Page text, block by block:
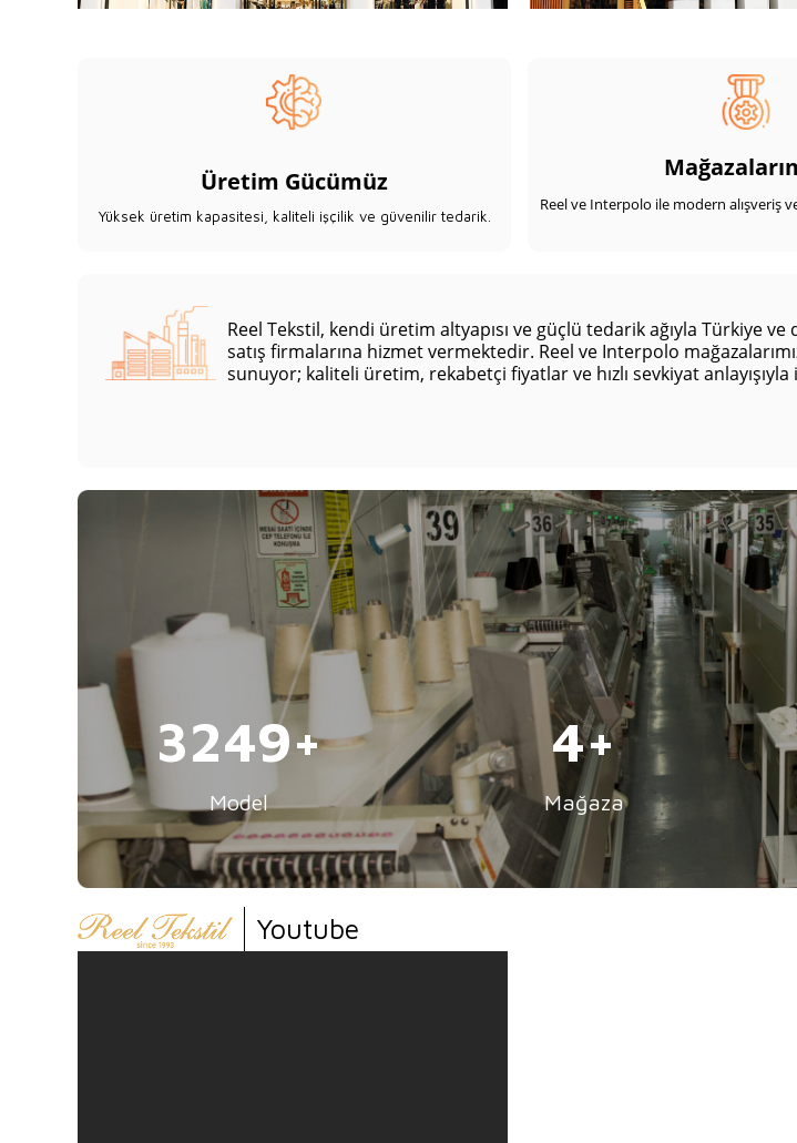
Üretim Gücümüz
Yüksek üretim kapasitesi, kaliteli işçilik ve güvenilir tedarik.
Reel ve Interpolo ile modern alışveriş
Reel Tekstil, kendi üretim altyapısı ve güçlü tedarik ağıyla Türkiye
satış firmalarına hizmet vermektedir. Reel ve Interpolo
sunuyor; kaliteli üretim, rekabetçi fiyatlar ve hızlı sevkiyat anlayışıyla
5000
Model
5
Mağaza
Youtube